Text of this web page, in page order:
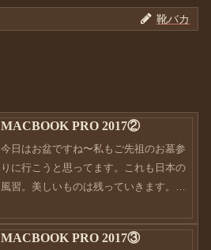
靴バカ
MACBOOK PRO 2017②
今日はお盆ですね〜私もご先祖のお墓参
りに行こうと思ってます。これも日本の
風習。美しいものは残っていきます。そ
お付き合いくださいませ。前回、私の
Macへの想いを書きました。やはり、私
MACBOOK PRO 2017③